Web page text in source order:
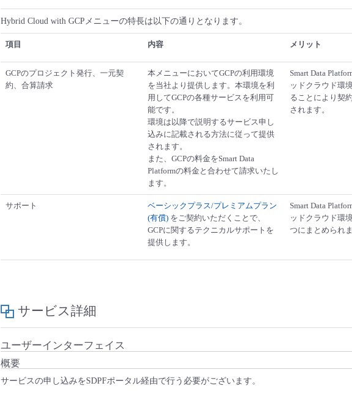
Hybrid Cloud with GCPメニューの特長は以下の通りとなります。
項目 内容 メリット
GCPのプロジェクト発行、一元契
約、合算請求
本メニューにおいてGCPの利用環境
を当社より提供します。本環境を利
用してGCPの各種サービスを利用可
能です。
環境は以降で説明するサービス申し
込みに記載される方法に従って提供
されます。
また、GCPの料金をSmart Data
Platformの料金と合わせて請求いたし
ます。
Smart Data
ッドクラウド環
ることにより契
されます。
サポート
ベーシックプラス/プレミアムプラン
(有償) をご契約いただくことで、
GCPに関するテクニカルサポートを
提供します。
Smart Data
ッドクラウド環
つにまとめられま
サービス詳細
ユーザーインターフェイス
概要
サービスの申し込みをSDPFポータル経由で行う必要がございます。